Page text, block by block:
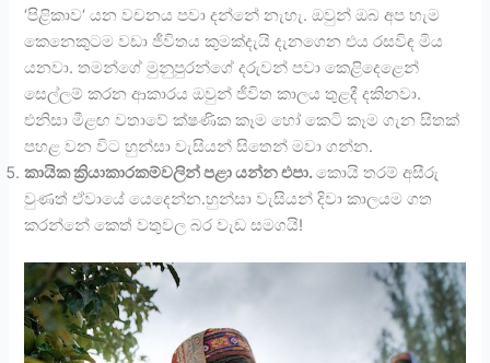
‘පිළිකාව‘ යන වචනය පවා දන්නේ නැහැ. ඔවුන් ඔබ අප හැම
කෙනෙකුටම වඩා ජීවිතය කුමක්දැයි දැනගෙන එය රසවිඳ මිය
යනවා. තමන්ගේ මුනුපුරන්ගේ දරුවන් පවා කෙළිදෙළෙන්
සෙල්ලම් කරන ආකාරය ඔවුන් ජීවිත කාලය තුළදී දකිනවා.
එනිසා මීළඟ වතාවේ ක්ෂණික කෑම හෝ කෙටි කෑම ගැන සිතක්
පහළ වන විට හුන්සා වැසියන් සිතෙන් මවා ගන්න.
කායික ක්‍රියාකාරකම්වලින් පළා යන්න එපා.කොයි තරම් අසීරු
වුණත් ඒවායේ යෙදෙන්න.හුන්සා වැසියන් දිවා කාලයම ගත
කරන්නේ කෙත් වතුවල බර වැඩ සමගයි!